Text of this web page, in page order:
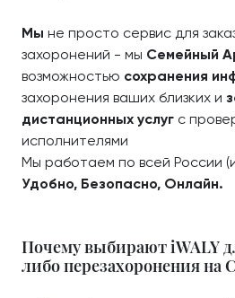
Мы не просто сервис для
захоронений - мы Семейный
возможностью сохранения
захоронения ваших близких и
дистанционных услуг с
исполнителями
Мы работаем по всей России
Удобно, Безопасно, Онлайн.
Почему выбирают iWALY
либо перезахоронения на